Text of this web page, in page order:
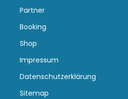
Partner
Booking
Shop
Impressum
Datenschutzerklärung
Sitemap